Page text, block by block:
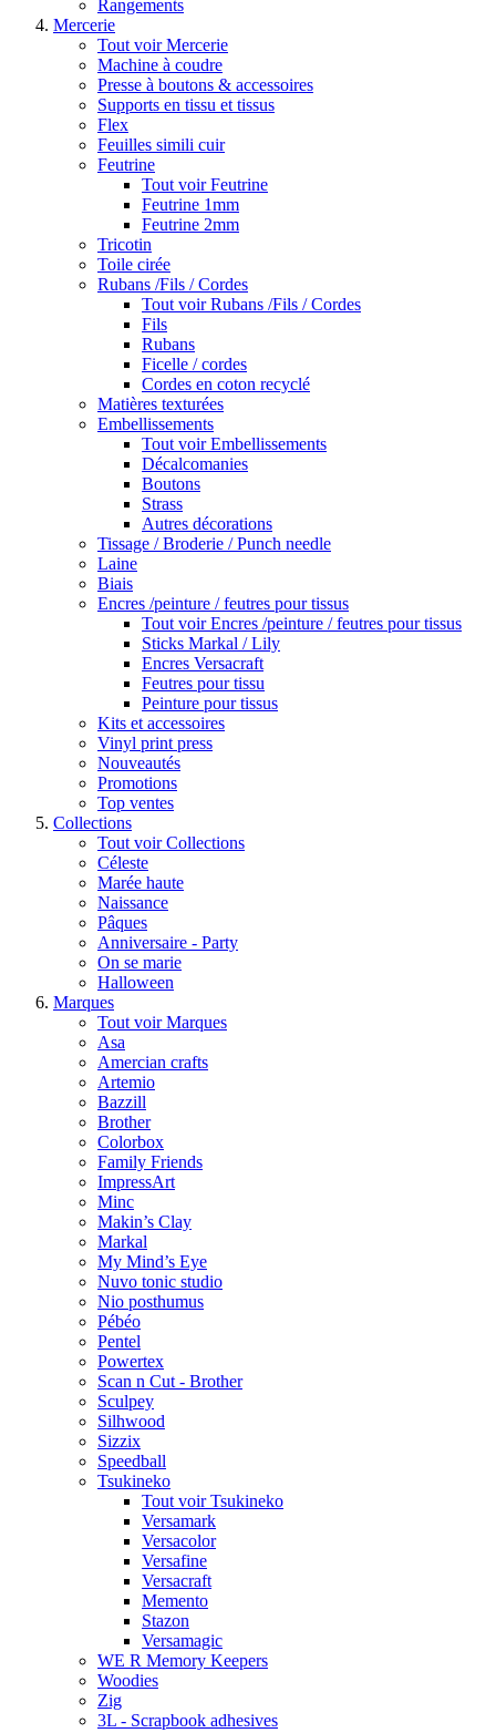
Rangements
Mercerie
Tout voir Mercerie
Machine à coudre
Presse à boutons & accessoires
Supports en tissu et tissus
Flex
Feuilles simili cuir
Feutrine
Tout voir Feutrine
Feutrine 1mm
Feutrine 2mm
Tricotin
Toile cirée
Rubans /Fils / Cordes
Tout voir Rubans /Fils / Cordes
Fils
Rubans
Ficelle / cordes
Cordes en coton recyclé
Matières texturées
Embellissements
Tout voir Embellissements
Décalcomanies
Boutons
Strass
Autres décorations
Tissage / Broderie / Punch needle
Laine
Biais
Encres /peinture / feutres pour tissus
Tout voir Encres /peinture / feutres pour tissus
Sticks Markal / Lily
Encres Versacraft
Feutres pour tissu
Peinture pour tissus
Kits et accessoires
Vinyl print press
Nouveautés
Promotions
Top ventes
Collections
Tout voir Collections
Céleste
Marée haute
Naissance
Pâques
Anniversaire - Party
On se marie
Halloween
Marques
Tout voir Marques
Asa
Amercian crafts
Artemio
Bazzill
Brother
Colorbox
Family Friends
ImpressArt
Minc
Makin’s Clay
Markal
My Mind’s Eye
Nuvo tonic studio
Nio posthumus
Pébéo
Pentel
Powertex
Scan n Cut - Brother
Sculpey
Silhwood
Sizzix
Speedball
Tsukineko
Tout voir Tsukineko
Versamark
Versacolor
Versafine
Versacraft
Memento
Stazon
Versamagic
WE R Memory Keepers
Woodies
Zig
3L - Scrapbook adhesives